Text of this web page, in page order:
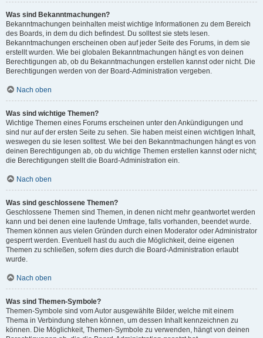
Was sind Bekanntmachungen?
Bekanntmachungen beinhalten meist wichtige Informationen zu dem Bereich
des Boards, in dem du dich befindest. Du solltest sie stets lesen.
Bekanntmachungen erscheinen oben auf jeder Seite des Forums, in dem sie
erstellt wurden. Wie bei globalen Bekanntmachungen hängt es von deinen
Berechtigungen ab, ob du Bekanntmachungen erstellen kannst oder nicht. Die
Berechtigungen werden von der Board-Administration vergeben.
Nach oben
Was sind wichtige Themen?
Wichtige Themen eines Forums erscheinen unter den Ankündigungen und
sind nur auf der ersten Seite zu sehen. Sie haben meist einen wichtigen Inhalt,
weswegen du sie lesen solltest. Wie bei den Bekanntmachungen hängt es von
deinen Berechtigungen ab, ob du wichtige Themen erstellen kannst oder nicht;
die Berechtigungen stellt die Board-Administration ein.
Nach oben
Was sind geschlossene Themen?
Geschlossene Themen sind Themen, in denen nicht mehr geantwortet werden
kann und bei denen eine laufende Umfrage, falls vorhanden, beendet wurde.
Themen können aus vielen Gründen durch einen Moderator oder Administrator
gesperrt werden. Eventuell hast du auch die Möglichkeit, deine eigenen
Themen zu schließen, sofern dies durch die Board-Administration erlaubt
wurde.
Nach oben
Was sind Themen-Symbole?
Themen-Symbole sind vom Autor ausgewählte Bilder, welche mit einem
Thema in Verbindung stehen können, um dessen Inhalt kennzeichnen zu
können. Die Möglichkeit, Themen-Symbole zu verwenden, hängt von deinen